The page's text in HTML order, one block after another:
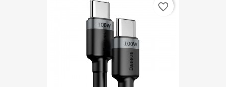
favorite_border